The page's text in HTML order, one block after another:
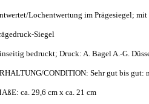
Lochentwertung im Prägesiegel; mit
Siegel
bedruckt; Druck: A. Bagel A.-G.
CONDITION: Sehr gut bis gut:
ca. 29,6 cm x ca. 21 cm